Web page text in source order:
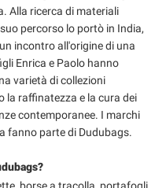
Alla ricerca di materiali
percorso lo portò in India,
incontro all'origine di una
varietà di collezioni
la raffinatezza e la cura dei
contemporanee. I marchi
fanno parte di Dudubags.